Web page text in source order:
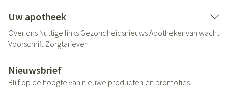
Uw apotheek
Over ons Nuttige links GezondheidsnieuwsApotheker van wacht
Voorschrift Zorgtarieven
Nieuwsbrief
Blijf op de hoogte van nieuwe producten en promoties